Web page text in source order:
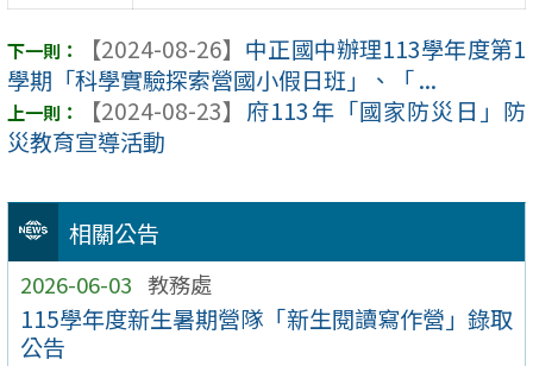
相關公告
2026-06-03 教務處
115學年度新生暑期營隊「新生閱讀寫作營」錄取
公告
【2024-08-26】 中正國中辦理113學年度第1
學期「科學實驗探索營國小假日班」、「 ...
【2024-08-23】 府113年「國家防災日」防
災教育宣導活動